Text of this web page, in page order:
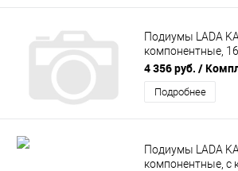
Подиумы LADA
компонентные,
РУПОРНЫХ
4 356 руб. /
Подробнее
Подиумы LADA
компонентные, с